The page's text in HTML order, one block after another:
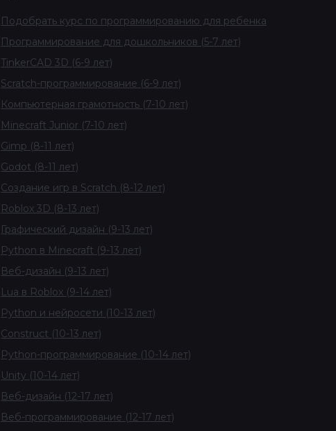
Подобрать курс по программированию для ребенка
Программирование для дошкольников (5-7 лет)
TinkerCAD 3D (6-9 лет)
Scratch-программирование (6-9 лет)
Компьютерная грамотность (7-10 лет)
Minecraft Junior (7-10 лет)
Gimp (8-11 лет)
Godot (8-11 лет)
Создание игр в Scratch (8-12 лет)
Roblox 3D (8-13 лет)
Графический дизайн (9-13 лет)
Python в Minecraft (9-13 лет)
Веб-дизайн (9-13 лет)
Lua в Roblox (9-14 лет)
Python и нейросети (10-13 лет)
Construct (10-13 лет)
Python-программирование (10-14 лет)
Unity (10-14 лет)
Веб-дизайн (12-17 лет)
Веб-программирование (12-17 лет)